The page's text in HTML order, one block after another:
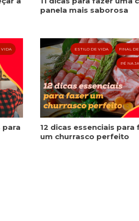
panela mais saborosa
VIDA
para
ESTILO DE VIDA FINAL
PÉ NA
12 dicas essenciais para
um churrasco perfeito